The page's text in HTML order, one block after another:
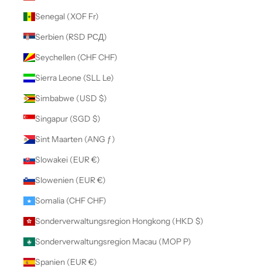
Senegal (XOF Fr)
Serbien (RSD РСД)
Seychellen (CHF CHF)
Sierra Leone (SLL Le)
Simbabwe (USD $)
Singapur (SGD $)
Sint Maarten (ANG ƒ)
Slowakei (EUR €)
Slowenien (EUR €)
Somalia (CHF CHF)
Sonderverwaltungsregion Hongkong (HKD $)
Sonderverwaltungsregion Macau (MOP P)
Spanien (EUR €)